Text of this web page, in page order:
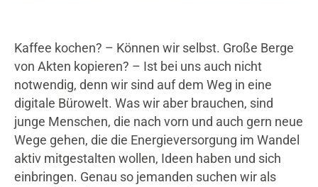
Kaffee kochen? – Können wir selbst. Große Berge
von Akten kopieren? – Ist bei uns auch nicht
notwendig, denn wir sind auf dem Weg in eine
digitale Bürowelt. Was wir aber brauchen, sind
junge Menschen, die nach vorn und auch gern neue
Wege gehen, die die Energieversorgung im Wandel
aktiv mitgestalten wollen, Ideen haben und sich
einbringen. Genau so jemanden suchen wir als
Google Analytics
Anbieter:
Google LLC
Cookie Laufzeit:
2 Jahre